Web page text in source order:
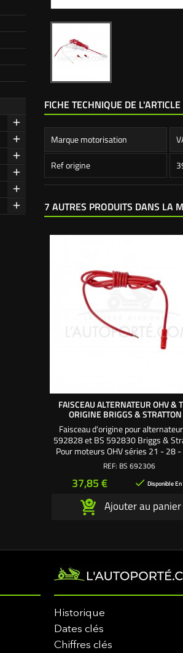
FICHE TECHNIQUE DE
Marque motorisation
Ref origine
7 AUTRES PRODUITS DANS LA
FAISCEAU ALTERNATEUR OHV &
ORIGINE BRIGGS &
Faisceau d'origine pour
592828 et BS 592830 Briggs &
Pour moteurs OHV séries 21 - 28
Twin HP 42 - 46 bicylindres.
REF: BS 692306
Prix
37,85 €  Disponible
Ajouter au panier
Historique
Dates clés
Chiffres clés